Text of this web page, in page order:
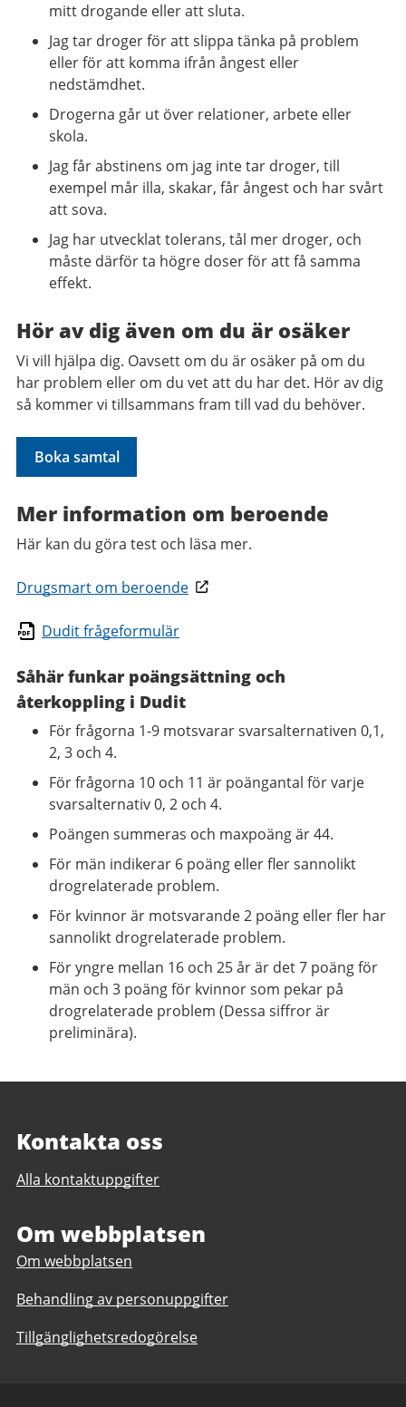
mitt drogande eller att sluta.
Jag tar droger för att slippa tänka på problem
eller för att komma ifrån ångest eller
nedstämdhet.
Drogerna går ut över relationer, arbete eller
skola.
Jag får abstinens om jag inte tar droger, till
exempel mår illa, skakar, får ångest och har svårt
att sova.
Jag har utvecklat tolerans, tål mer droger, och
måste därför ta högre doser för att få samma
effekt.
Hör av dig även om du är osäker
Vi vill hjälpa dig. Oavsett om du är osäker på om du
har problem eller om du vet att du har det. Hör av dig
så kommer vi tillsammans fram till vad du behöver.
Boka samtal
Mer information om beroende
Här kan du göra test och läsa mer.
Drugsmart om beroende
Dudit frågeformulär
Såhär funkar poängsättning och
återkoppling i Dudit
För frågorna 1-9 motsvarar svarsalternativen 0,1,
2, 3 och 4.
För frågorna 10 och 11 är poängantal för varje
svarsalternativ 0, 2 och 4.
Poängen summeras och maxpoäng är 44.
För män indikerar 6 poäng eller fler sannolikt
drogrelaterade problem.
För kvinnor är motsvarande 2 poäng eller fler har
sannolikt drogrelaterade problem.
För yngre mellan 16 och 25 år är det 7 poäng för
män och 3 poäng för kvinnor som pekar på
drogrelaterade problem (Dessa siffror är
preliminära).
Kontakta oss
Alla kontaktuppgifter
Om webbplatsen
Om webbplatsen
Behandling av personuppgifter
Tillgänglighetsredogörelse